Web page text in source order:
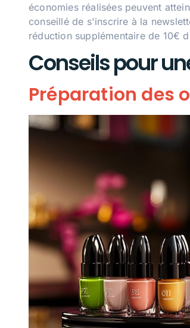
économies réalisées peuvent
conseillé de s'inscrire à la
réduction supplémentaire de 10€
Conseils pour
Préparation des